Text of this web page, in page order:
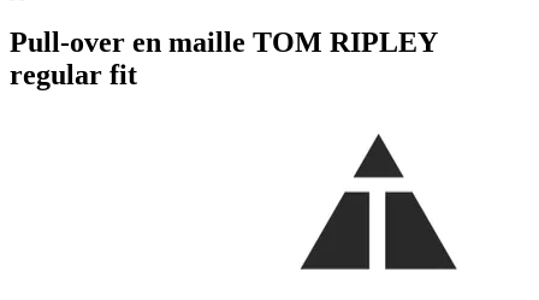
Pull-over en maille TOM RIPLEY
regular fit